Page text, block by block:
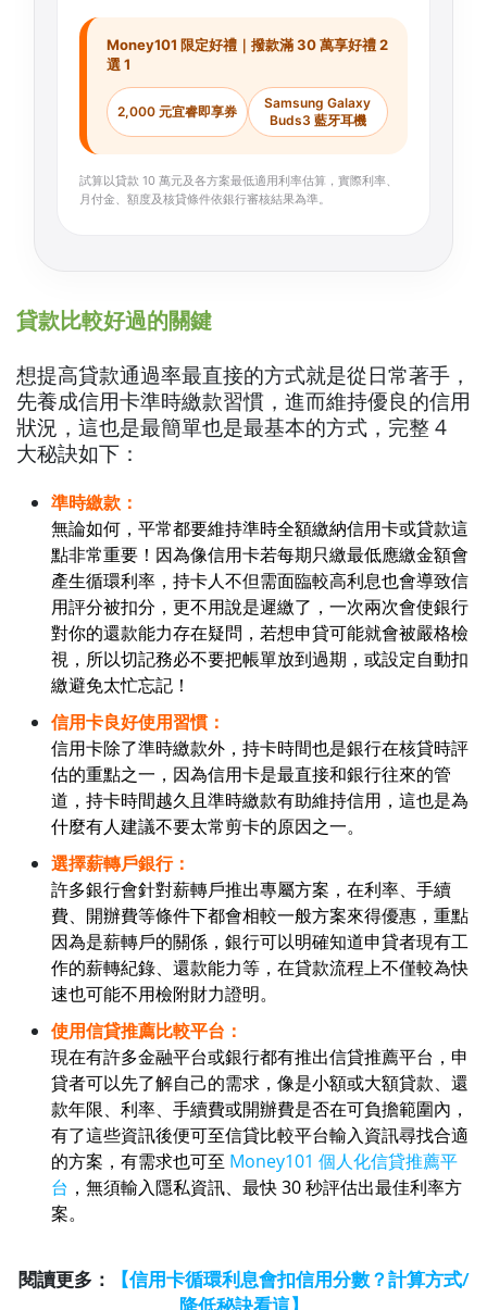
Money101 限定好禮｜撥款滿 30 萬享好禮 2
選 1
2,000 元宜睿即享券
Samsung Galaxy
Buds3 藍牙耳機
試算以貸款 10 萬元及各方案最低適用利率估算，實際利率、
月付金、額度及核貸條件依銀行審核結果為準。
貸款比較好過的關鍵
想提高貸款通過率最直接的方式就是從日常著手，
先養成信用卡準時繳款習慣，進而維持優良的信用
狀況，這也是最簡單也是最基本的方式，完整 4
大秘訣如下：
準時繳款：
無論如何，平常都要維持準時全額繳納信用卡或貸款這
點非常重要！因為像信用卡若每期只繳最低應繳金額會
產生循環利率，持卡人不但需面臨較高利息也會導致信
用評分被扣分，更不用說是遲繳了，一次兩次會使銀行
對你的還款能力存在疑問，若想申貸可能就會被嚴格檢
視，所以切記務必不要把帳單放到過期，或設定自動扣
繳避免太忙忘記！
信用卡良好使用習慣：
信用卡除了準時繳款外，持卡時間也是銀行在核貸時評
估的重點之一，因為信用卡是最直接和銀行往來的管
道，持卡時間越久且準時繳款有助維持信用，這也是為
什麼有人建議不要太常剪卡的原因之一。
選擇薪轉戶銀行：
許多銀行會針對薪轉戶推出專屬方案，在利率、手續
費、開辦費等條件下都會相較一般方案來得優惠，重點
因為是薪轉戶的關係，銀行可以明確知道申貸者現有工
作的薪轉紀錄、還款能力等，在貸款流程上不僅較為快
速也可能不用檢附財力證明。
使用信貸推薦比較平台：
現在有許多金融平台或銀行都有推出信貸推薦平台，申
貸者可以先了解自己的需求，像是小額或大額貸款、還
款年限、利率、手續費或開辦費是否在可負擔範圍內，
有了這些資訊後便可至信貸比較平台輸入資訊尋找合適
的方案，有需求也可至 Money101 個人化信貸推薦平
台 ，無須輸入隱私資訊、最快 30 秒評估出最佳利率方
案。
閱讀更多：
【信用卡循環利息會扣信用分數？計算方式/
降低秘訣看這】